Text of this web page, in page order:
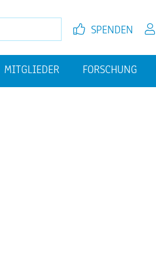
SPEN­DEN
MIT­GLIE­DER FOR­SCHUNG